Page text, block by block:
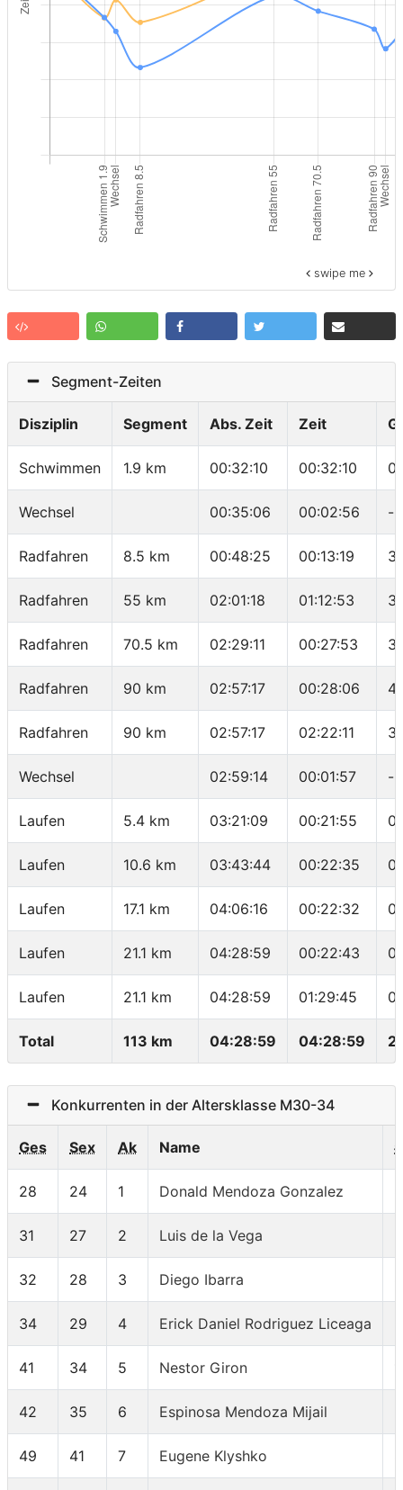
swipe me
Segment-Zeiten
Disziplin Segment Abs. Zeit Zeit
Schwimmen 1.9 km 00:32:10 00:32:10
Wechsel 00:35:06 00:02:56 -
Radfahren 8.5 km 00:48:25 00:13:19
Radfahren 55 km 02:01:18 01:12:53
Radfahren 70.5 km 02:29:11 00:27:53
Radfahren 90 km 02:57:17 00:28:06
Radfahren 90 km 02:57:17 02:22:11
Wechsel 02:59:14 00:01:57 -
Laufen 5.4 km 03:21:09 00:21:55
Laufen 10.6 km 03:43:44 00:22:35
Laufen 17.1 km 04:06:16 00:22:32
Laufen 21.1 km 04:28:59 00:22:43
Laufen 21.1 km 04:28:59 01:29:45
Total 113 km 04:28:59 04:28:59
Konkurrenten in der Altersklasse M30-34
Ges Sex Ak Name #
28 24 1 Donald Mendoza Gonzalez
31 27 2 Luis de la Vega
32 28 3 Diego Ibarra
34 29 4 Erick Daniel Rodriguez Liceaga
41 34 5 Nestor Giron
42 35 6 Espinosa Mendoza Mijail
49 41 7 Eugene Klyshko